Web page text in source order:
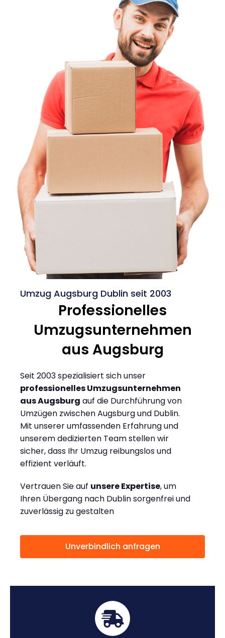
Umzug Augsburg Dublin seit 2003
Professionelles
Umzugsunternehmen
aus Augsburg
Seit 2003 spezialisiert sich unser
professionelles Umzugsunternehmen
aus Augsburg auf die Durchführung von
Umzügen zwischen Augsburg und Dublin.
Mit unserer umfassenden Erfahrung und
unserem dedizierten Team stellen wir
sicher, dass Ihr Umzug reibungslos und
effizient verläuft.
Vertrauen Sie auf unsere Expertise, um
Ihren Übergang nach Dublin sorgenfrei und
zuverlässig zu gestalten
Unverbindlich anfragen